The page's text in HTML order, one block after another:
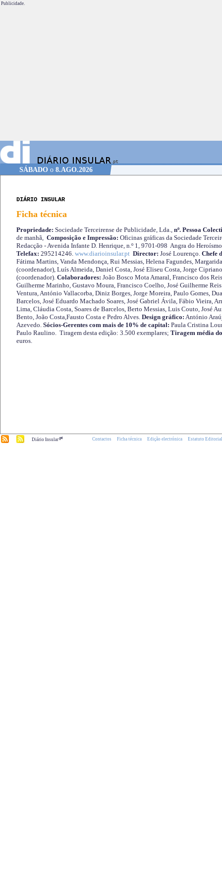
Publicidade.
SÁBADOo 8.AGO.2026
DIÁRIO INSULAR
Ficha técnica
Propriedade: Sociedade Terceirense de Publicidade, Lda., nº. Pessoa
de manhã, Composição e Impressão: Oficinas gráficas da Sociedade
Redacção - Avenida Infante D. Henrique, n.º 1, 9701-098 Angra do
Telefax: 295214246. www.diarioinsular.pt Director: José Lourenço. Chefe
Fátima Martins, Vanda Mendonça, Rui Messias, Helena Fagundes,
(coordenador), Luís Almeida, Daniel Costa, José Eliseu Costa, Jorge
(coordenador). Colaboradores: João Bosco Mota Amaral, Francisco dos
Guilherme Marinho, Gustavo Moura, Francisco Coelho, José Guilherme
Ventura, António Vallacorba, Diniz Borges, Jorge Moreira, Paulo Gomes,
Barcelos, José Eduardo Machado Soares, José Gabriel Ávila, Fábio Vieira,
Lima, Cláudia Costa, Soares de Barcelos, Berto Messias, Luis Couto, José
Bento, João Costa,Fausto Costa e Pedro Alves. Design gráfico: António
Azevedo. Sócios-Gerentes com mais de 10% de capital: Paula Cristina
Paulo Raulino. Tiragem desta edição: 3.500 exemplares; Tiragem média
euros.
Diário Insular.pt Contactos Ficha técnica Edição electrónica Estatuto Editorial